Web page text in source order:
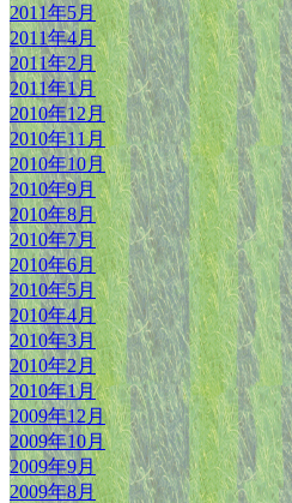
2011年5月
2011年4月
2011年2月
2011年1月
2010年12月
2010年11月
2010年10月
2010年9月
2010年8月
2010年7月
2010年6月
2010年5月
2010年4月
2010年3月
2010年2月
2010年1月
2009年12月
2009年10月
2009年9月
2009年8月